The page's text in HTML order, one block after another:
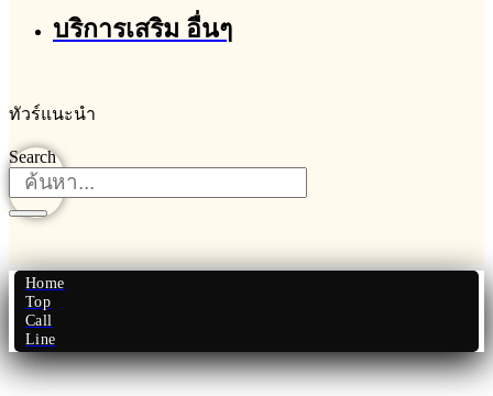
บริการเสริม อื่นๆ
ทัวร์แนะนำ
Search
Home
Top
Call
Line